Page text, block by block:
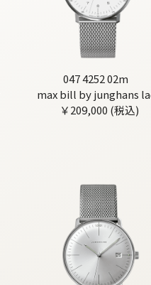
047 4252 02m
max bill by junghans
￥209,000 (税込)